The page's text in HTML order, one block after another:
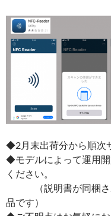
◆2月末出荷分から順次
◆モデルによって運用
ください。
（説明書が同梱され
品です）